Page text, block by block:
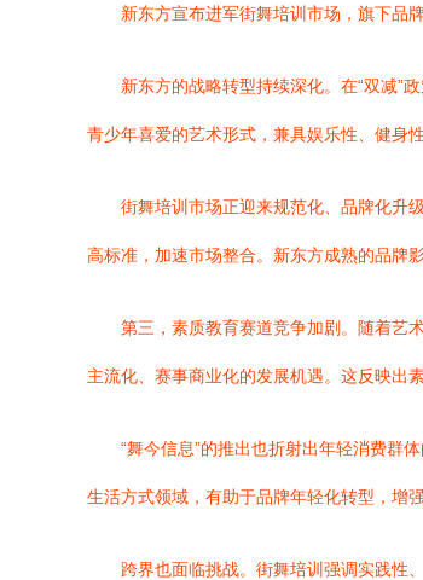
新东方宣布进军街舞培训市场，旗下品
新东方的战略转型持续深化。在“双减”
青少年喜爱的艺术形式，兼具娱乐性、健身
街舞培训市场正迎来规范化、品牌化升
高标准，加速市场整合。新东方成熟的品牌
第三，素质教育赛道竞争加剧。随着艺
主流化、赛事商业化的发展机遇。这反映出
“舞今信息”的推出也折射出年轻消费群
生活方式领域，有助于品牌年轻化转型，增强
跨界也面临挑战。街舞培训强调实践性